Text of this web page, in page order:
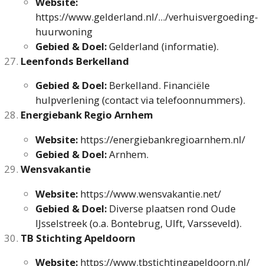
https://www.gelderland.nl/.../verhuisvergoeding-
huurwoning
Gebied & Doel:Gelderland (informatie).
Leenfonds Berkelland
Gebied & Doel: Berkelland. Financiële
hulpverlening (contact via telefoonnummers).
Energiebank Regio Arnhem
Website: https://energiebankregioarnhem.nl/
Gebied & Doel:Arnhem.
Wensvakantie
Website: https://www.wensvakantie.net/
Gebied & Doel: Diverse plaatsen rond Oude
IJsselstreek (o.a. Bontebrug, Ulft, Varsseveld).
TB Stichting Apeldoorn
Website: https://www.tbstichtingapeldoorn.nl/